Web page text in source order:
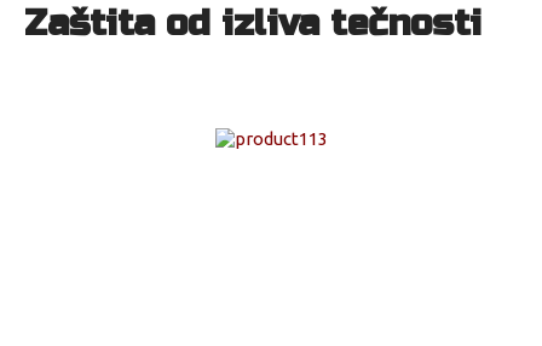
Zaštita od izliva tečnosti